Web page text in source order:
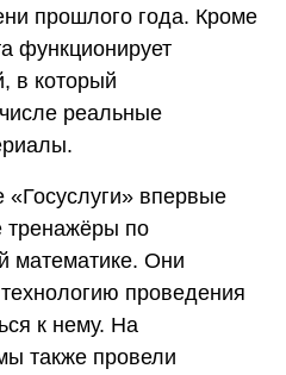
прошлого года. Кроме
функционирует
в который
реальные
«Госуслуги» впервые
тренажёры по
математике. Они
проведения
к нему. На
также провели